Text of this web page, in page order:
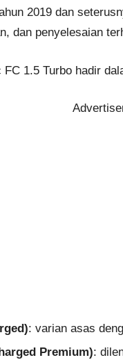
2019 dan
dan penyelesaian
1.5 Turbo hadir
: varian asas
Premium):